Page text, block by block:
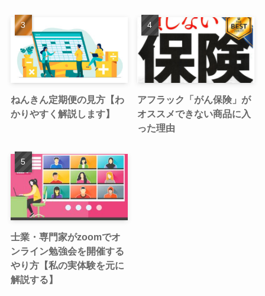
ねんきん定期便の見方【わ
かりやすく解説します】
アフラック「がん保険」が
オススメできない商品に入
った理由
士業・専門家がzoomでオ
ンライン勉強会を開催する
やり方【私の実体験を元に
解説する】